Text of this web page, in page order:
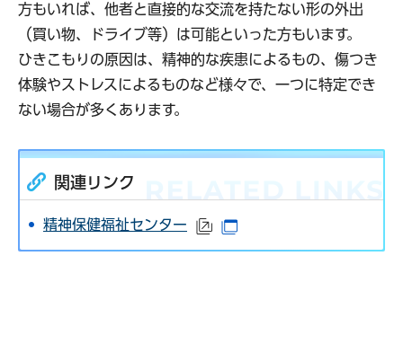
方もいれば、他者と直接的な交流を持たない形の外出
（買い物、ドライブ等）は可能といった方もいます。
ひきこもりの原因は、精神的な疾患によるもの、傷つき
体験やストレスによるものなど様々で、一つに特定でき
ない場合が多くあります。
関連リンク
精神保健福祉センター （外部サイトへリンク）